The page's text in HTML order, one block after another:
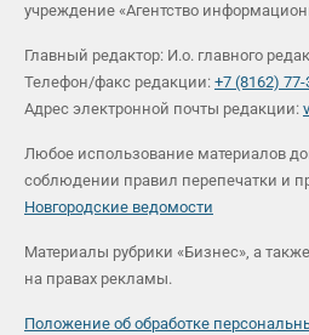
учреждение «Агентство
Главный редактор: И.о. главного
Телефон/факс редакции: +7 (8162) 77-
Адрес электронной почты редакции:
Любое использование материалов
соблюдении правил перепечатки и
Новгородские ведомости
Материалы рубрики «Бизнес», а
на правах рекламы.
Положение об обработке